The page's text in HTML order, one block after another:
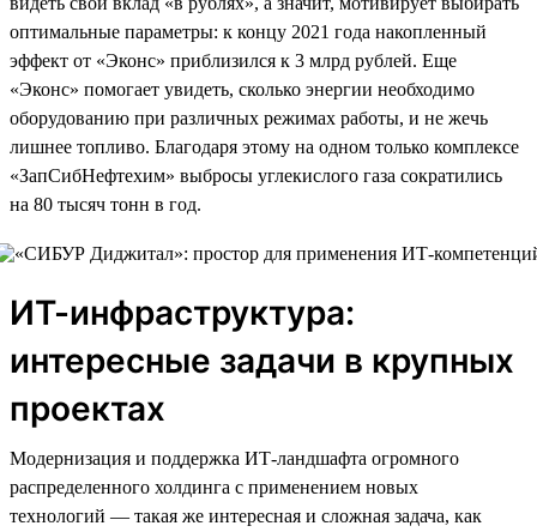
оптимальные параметры: к концу 2021 года накопленный
эффект от «Эконс» приблизился к 3 млрд рублей. Еще
«Эконс» помогает увидеть, сколько энергии необходимо
оборудованию при различных режимах работы, и не жечь
лишнее топливо. Благодаря этому на одном только комплексе
«ЗапСибНефтехим» выбросы углекислого газа сократились
на 80 тысяч тонн в год.
ИТ-инфраструктура:
интересные задачи в крупных
проектах
Модернизация и поддержка ИТ-ландшафта огромного
распределенного холдинга с применением новых
технологий — такая же интересная и сложная задача, как